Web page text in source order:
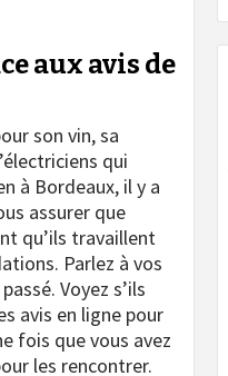
aux avis de
son vin, sa
qui
à Bordeaux, il y a
assurer que
qu’ils travaillent
Parlez à vos
Voyez s’ils
avis en ligne pour
fois que vous avez
les rencontrer.